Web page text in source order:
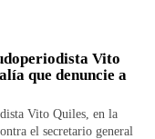
Vito
que denuncie a
Vito Quiles, en la
el secretario general